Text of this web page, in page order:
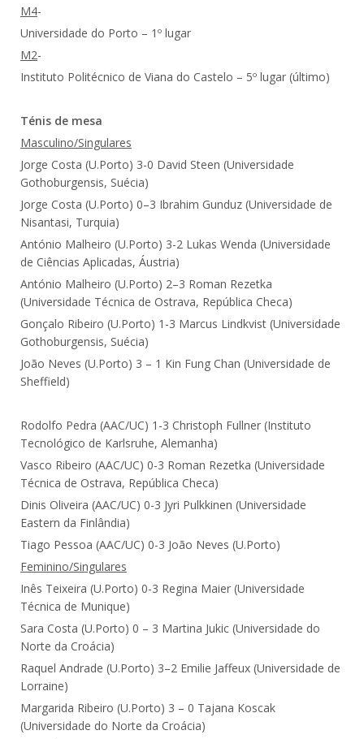
M4-
Universidade do Porto – 1º lugar
M2-
Instituto Politécnico de Viana do Castelo – 5º lugar (último)
Ténis de mesa
Masculino/Singulares
Jorge Costa (U.Porto) 3-0 David Steen (Universidade
Gothoburgensis, Suécia)
Jorge Costa (U.Porto) 0–3 Ibrahim Gunduz (Universidade de
Nisantasi, Turquia)
António Malheiro (U.Porto) 3-2 Lukas Wenda (Universidade
de Ciências Aplicadas, Áustria)
António Malheiro (U.Porto) 2–3 Roman Rezetka
(Universidade Técnica de Ostrava, República Checa)
Gonçalo Ribeiro (U.Porto) 1-3 Marcus Lindkvist (Universidade
Gothoburgensis, Suécia)
João Neves (U.Porto) 3 – 1 Kin Fung Chan (Universidade de
Sheffield)
Rodolfo Pedra (AAC/UC) 1-3 Christoph Fullner (Instituto
Tecnológico de Karlsruhe, Alemanha)
Vasco Ribeiro (AAC/UC) 0-3 Roman Rezetka (Universidade
Técnica de Ostrava, República Checa)
Dinis Oliveira (AAC/UC) 0-3 Jyri Pulkkinen (Universidade
Eastern da Finlândia)
Tiago Pessoa (AAC/UC) 0-3 João Neves (U.Porto)
Feminino/Singulares
Inês Teixeira (U.Porto) 0-3 Regina Maier (Universidade
Técnica de Munique)
Sara Costa (U.Porto) 0 – 3 Martina Jukic (Universidade do
Norte da Croácia)
Raquel Andrade (U.Porto) 3–2 Emilie Jaffeux (Universidade de
Lorraine)
Margarida Ribeiro (U.Porto) 3 – 0 Tajana Koscak
(Universidade do Norte da Croácia)